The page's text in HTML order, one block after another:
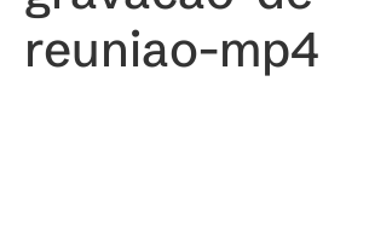
reuniao-mp4